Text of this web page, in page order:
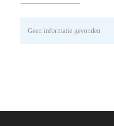
Geen informatie gevonden